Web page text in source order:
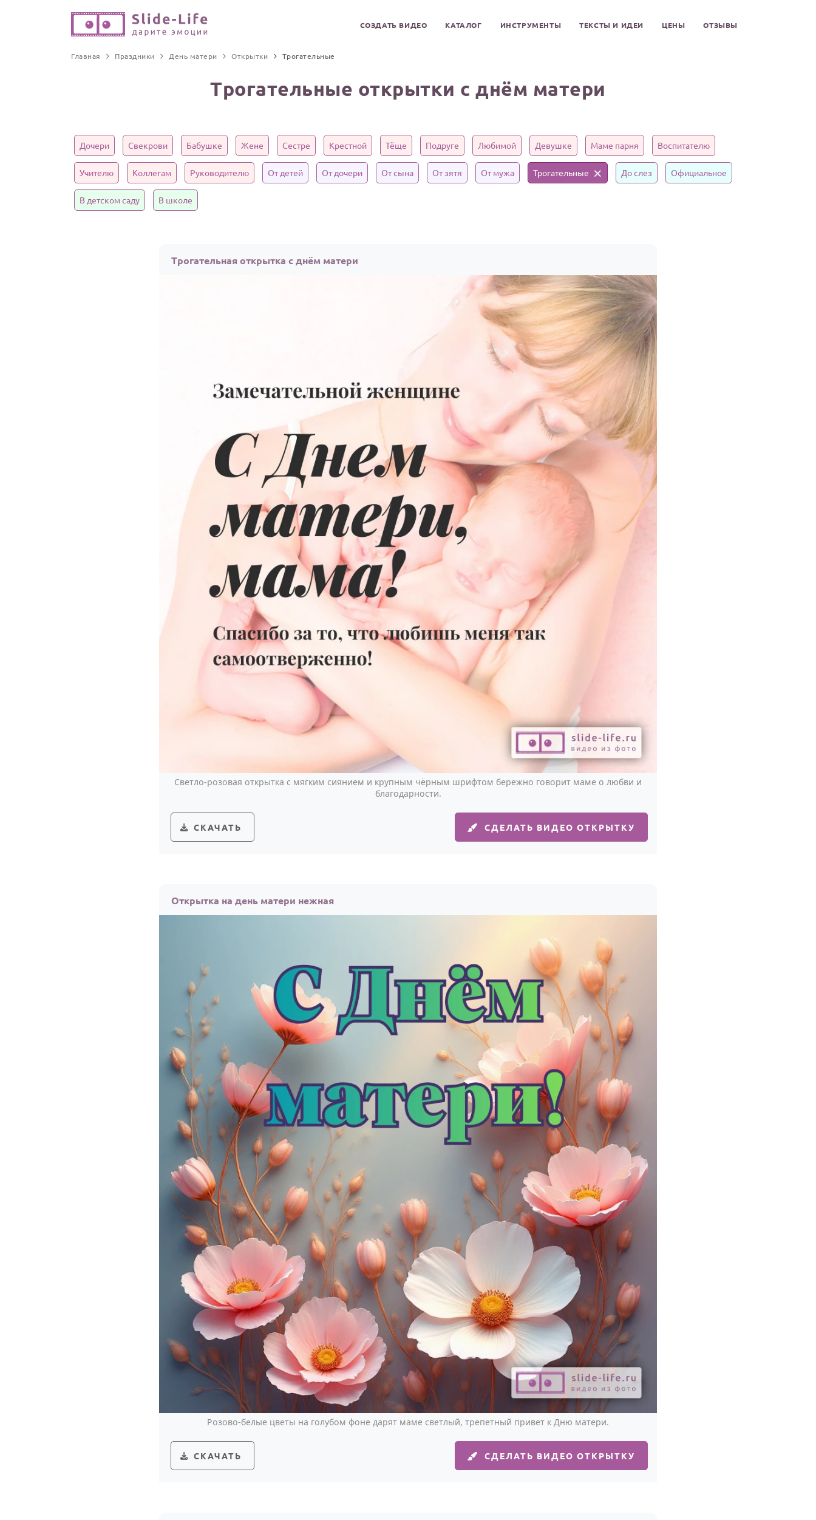
СОЗДАТЬ ВИДЕО КАТАЛОГ ИНСТРУМЕНТЫ ТЕКСТЫ И ИДЕИ ЦЕНЫ ОТЗЫВЫ
Главная Праздники День матери Открытки Трогательные
Трогательные открытки с днём матери
Дочери Свекрови Бабушке Жене Сестре Крестной Тёще Подруге Любимой Девушке Маме парня Воспитателю
Учителю Коллегам Руководителю От детей От дочери От сына От зятя От мужа Трогательные До слез Официальное
В детском саду В школе
Трогательная открытка с днём матери
Светло-розовая открытка с мягким сиянием и крупным чёрным шрифтом бережно говорит маме о любви и
благодарности.
СКАЧАТЬ СДЕЛАТЬ ВИДЕО ОТКРЫТКУ
Открытка на день матери нежная
Розово-белые цветы на голубом фоне дарят маме светлый, трепетный привет к Дню матери.
СКАЧАТЬ СДЕЛАТЬ ВИДЕО ОТКРЫТКУ